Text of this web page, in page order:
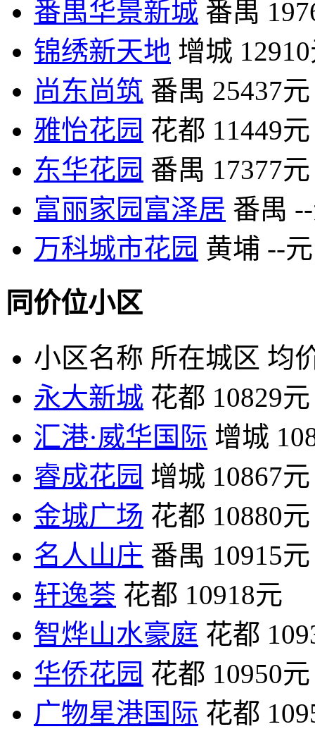
番禺华景新城 番禺
锦绣新天地 增城
尚东尚筑 番禺 25437元
雅怡花园 花都 11449元
东华花园 番禺 17377元
富丽家园富泽居 番禺
万科城市花园 黄埔 --元
同价位小区
小区名称 所在城区 均
永大新城 花都 10829元
汇港·威华国际 增城
睿成花园 增城 10867元
金城广场 花都 10880元
名人山庄 番禺 10915元
轩逸荟 花都 10918元
智烨山水豪庭 花都
华侨花园 花都 10950元
广物星港国际 花都